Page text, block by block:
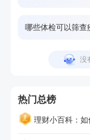
哪些体检可以筛查
没
热门总榜
理财小百科：如